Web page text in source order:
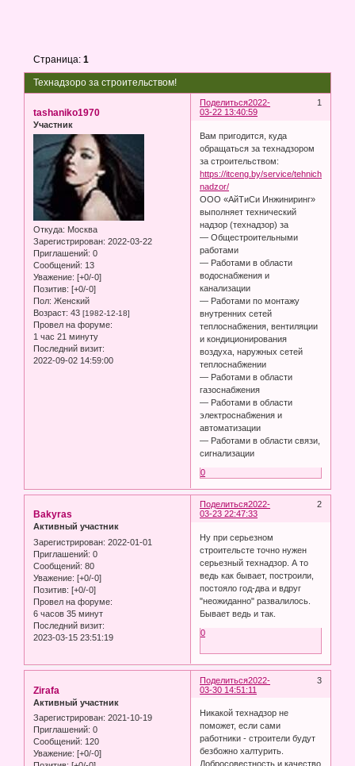
Технадзоро за строительством!
Страница:1
Поделиться 1
2022-
03-22 13:40:59
tashaniko1970
Участник
Откуда: Москва
Зарегистрирован: 2022-03-22
Приглашений: 0
Сообщений: 13
Уважение: [+0/-0]
Позитив: [+0/-0]
Пол: Женский
Возраст: 43 [1982-12-18]
Провел на форуме:
1 час 21 минуту
Последний визит:
2022-09-02 14:59:00
Вам пригодится, куда
обращаться за технадзором
за строительством:
https://itceng.by/service/tehnicheskii-
nadzor/
ООО «АйТиСи Инжиниринг»
выполняет технический
надзор (технадзор) за
— Общестроительными
работами
— Работами в области
водоснабжения и
канализации
— Работами по монтажу
внутренних сетей
теплоснабжения, вентиляции
и кондиционирования
воздуха, наружных сетей
теплоснабжении
— Работами в области
газоснабжения
— Работами в области
электроснабжения и
автоматизации
— Работами в области связи,
сигнализации
0
Поделиться 2
2022-
03-23 22:47:33
Bakyras
Активный участник
Зарегистрирован: 2022-01-01
Приглашений: 0
Сообщений: 80
Уважение: [+0/-0]
Позитив: [+0/-0]
Провел на форуме:
6 часов 35 минут
Последний визит:
2023-03-15 23:51:19
Ну при серьезном
строительсте точно нужен
серьезный технадзор. А то
ведь как бывает, построили,
постояло год-два и вдруг
"неожиданно" развалилось.
Бывает ведь и так.
0
Поделиться 3
2022-
03-30 14:51:11
Zirafa
Активный участник
Зарегистрирован: 2021-10-19
Приглашений: 0
Сообщений: 120
Уважение: [+0/-0]
Никакой технадзор не
поможет, если сами
работники - строители будут
безбожно халтурить.
Добросовестность и качество